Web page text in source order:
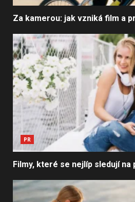
Za kamerou: jak vzniká film a
PR
Filmy, které se nejlíp sledují na